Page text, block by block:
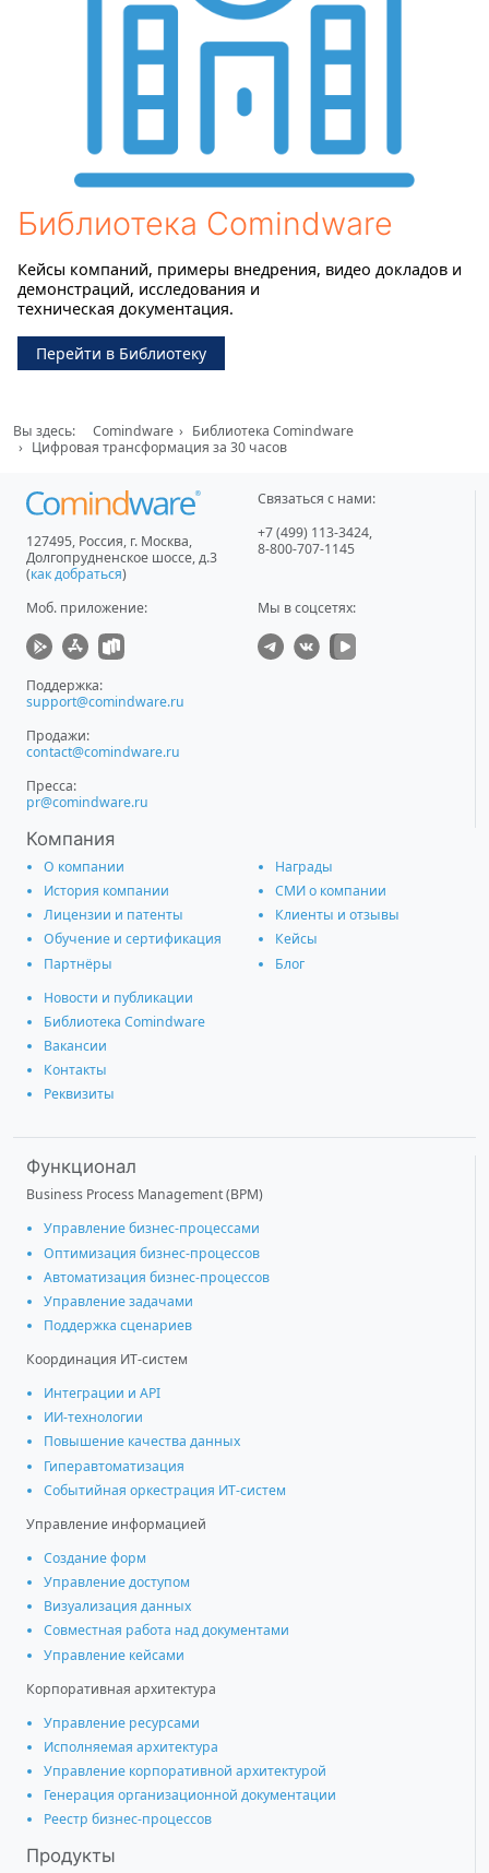
Библиотека Comindware
Кейсы компаний, примеры внедрения, видео докладов и
демонстраций, исследования и
техническая документация.
Перейти в Библиотеку
Вы здесь: Comindware
Библиотека Comindware
Цифровая трансформация за 30 часов
127495, Россия, г. Москва,
Долгопрудненское шоссе, д.3
(как добраться)
Связаться с нами:
+7 (499) 113-3424,
8-800-707-1145
Моб. приложение: Мы в соцсетях:
Поддержка:
support@comindware.ru
Продажи:
contact@comindware.ru
Пресса:
pr@comindware.ru
Компания
О компании
История компании
Лицензии и патенты
Обучение и сертификация
Партнёры
Награды
СМИ о компании
Клиенты и отзывы
Кейсы
Блог
Новости и публикации
Библиотека Comindware
Вакансии
Контакты
Реквизиты
Функционал
Business Process Management (BPM)
Управление бизнес-процессами
Оптимизация бизнес-процессов
Автоматизация бизнес-процессов
Управление задачами
Поддержка сценариев
Координация ИТ-систем
Интеграции и АРІ
ИИ-технологии
Повышение качества данных
Гиперавтоматизация
Событийная оркестрация ИТ-систем
Управление информацией
Создание форм
Управление доступом
Визуализация данных
Совместная работа над документами
Управление кейсами
Корпоративная архитектура
Управление ресурсами
Исполняемая архитектура
Управление корпоративной архитектурой
Генерация организационной документации
Реестр бизнес-процессов
Продукты